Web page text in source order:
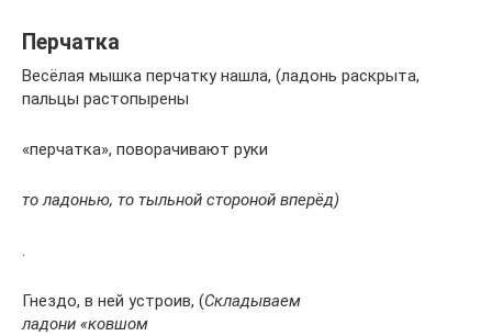
Перчатка
Весёлая мышка перчатку нашла, (ладонь раскрыта,
пальцы растопырены
«перчатка», поворачивают руки
то ладонью, то тыльной стороной вперёд)
.
Гнездо, в ней устроив, (Складываем
ладони «ковшом